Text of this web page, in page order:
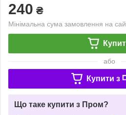
240 ₴
Мінімальна сума замовлення на
або
Купити з
Що таке купити з Пром?